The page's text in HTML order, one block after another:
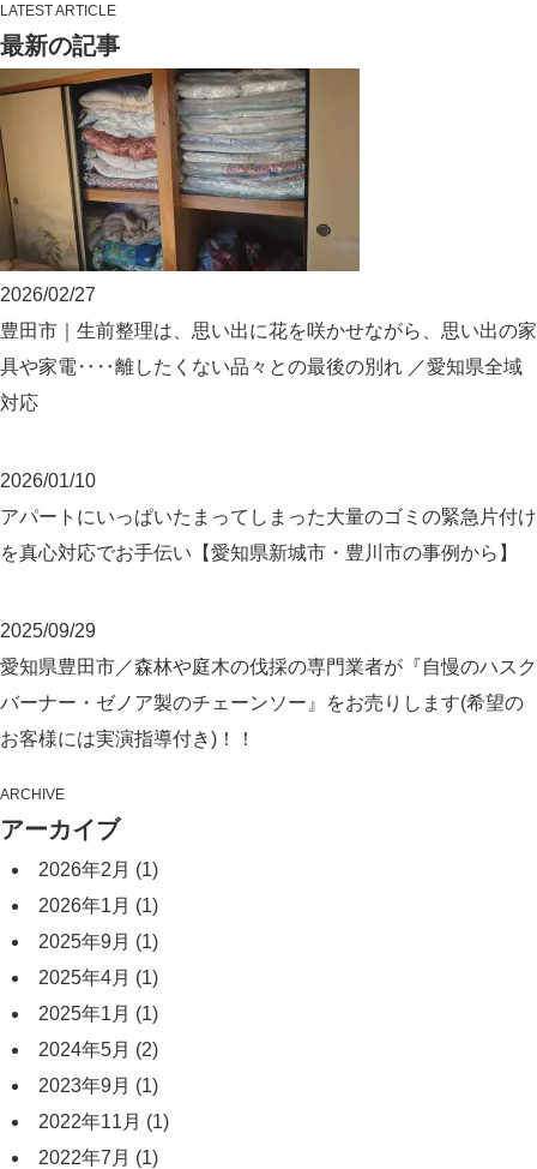
LATEST ARTICLE
最新の記事
2026/02/27
豊田市｜生前整理は、思い出に花を咲かせながら、思い出の家
具や家電‥‥離したくない品々との最後の別れ ／愛知県全域
対応
2026/01/10
アパートにいっぱいたまってしまった大量のゴミの緊急片付け
を真心対応でお手伝い【愛知県新城市・豊川市の事例から】
2025/09/29
愛知県豊田市／森林や庭木の伐採の専門業者が『自慢のハスク
バーナー・ゼノア製のチェーンソー』をお売りします(希望の
お客様には実演指導付き)！！
ARCHIVE
アーカイブ
2026年2月 (1)
2026年1月 (1)
2025年9月 (1)
2025年4月 (1)
2025年1月 (1)
2024年5月 (2)
2023年9月 (1)
2022年11月 (1)
2022年7月 (1)